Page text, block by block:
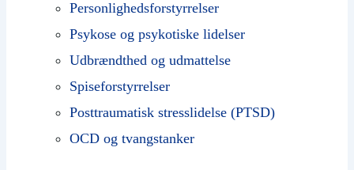
Personlighedsforstyrrelser
Psykose og psykotiske lidelser
Udbrændthed og udmattelse
Spiseforstyrrelser
Posttraumatisk stresslidelse (PTSD)
OCD og tvangstanker